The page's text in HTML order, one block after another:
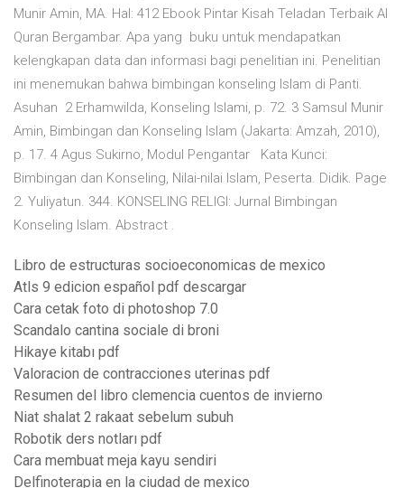
Munir Amin, MA. Hal: 412 Ebook Pintar Kisah Teladan Terbaik Al
Quran Bergambar. Apa yang buku untuk mendapatkan
kelengkapan data dan informasi bagi penelitian ini. Penelitian
ini menemukan bahwa bimbingan konseling Islam di Panti.
Asuhan 2 Erhamwilda, Konseling Islami, p. 72. 3 Samsul Munir
Amin, Bimbingan dan Konseling Islam (Jakarta: Amzah, 2010),
p. 17. 4 Agus Sukirno, Modul Pengantar Kata Kunci:
Bimbingan dan Konseling, Nilai-nilai Islam, Peserta. Didik. Page
2. Yuliyatun. 344. KONSELING RELIGI: Jurnal Bimbingan
Konseling Islam. Abstract .
Libro de estructuras socioeconomicas de mexico
Atls 9 edicion español pdf descargar
Cara cetak foto di photoshop 7.0
Scandalo cantina sociale di broni
Hikaye kitabı pdf
Valoracion de contracciones uterinas pdf
Resumen del libro clemencia cuentos de invierno
Niat shalat 2 rakaat sebelum subuh
Robotik ders notları pdf
Cara membuat meja kayu sendiri
Delfinoterapia en la ciudad de mexico